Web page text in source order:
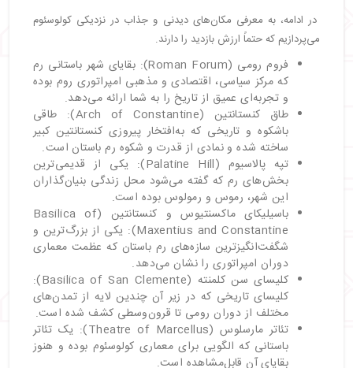
در ادامه، به معرفی مکان‌های دیدنی و جذاب در نزدیکی کولوسئوم
می‌پردازیم که حتماً ارزش بازدید را دارند.
فروم رومی (Roman Forum): بقایای شهر باستانی رم
که مرکز سیاسی، اقتصادی و مذهبی امپراتوری روم بوده
و تجربه‌ای عمیق از تاریخ را به شما ارائه می‌دهد.
طاق کنستانتین (Arch of Constantine): طاقی
باشکوه و تاریخی که به‌افتخار پیروزی کنستانتین کبیر
ساخته شده و نمادی از قدرت و شکوه رم باستان است.
تپه پالاسیوم (Palatine Hill): یکی از قدیمی‌ترین
بخش‌های رم که گفته می‌شود محل زندگی بنیان‌گذاران
این شهر، رموس و رمولوس بوده است.
باسیلیکای ماکسنتیوس و کنستانتین (Basilica of
Maxentius and Constantine): یکی از بزرگ‌ترین و
شگفت‌انگیزترین سازه‌های رم باستان که عظمت معماری
دوران امپراتوری را نشان می‌دهد.
کلیسای سن کلمنته (Basilica of San Clemente):
کلیسای تاریخی که در زیر آن چندین لایه از تمدن‌های
مختلف از دوران رومی تا قرون‌وسطی کشف شده است.
تئاتر مارسلوس (Theatre of Marcellus): یک تئاتر
باستانی که الگویی برای معماری کولوسئوم بوده و هنوز
بقایای آن قابل‌مشاهده است.